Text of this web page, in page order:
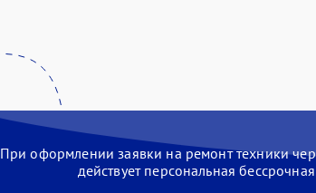
При оформлении заявки на ремонт техники
действует персональная